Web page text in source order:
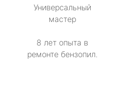
Универсальный
мастер
8 лет опыта в
ремонте бензопил.